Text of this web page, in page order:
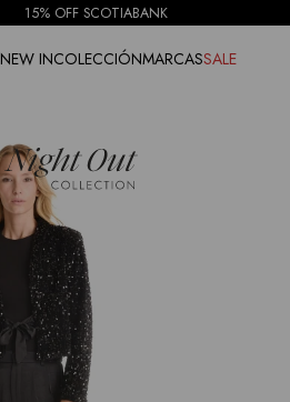
15% OFF SCOTIABANK
NEW INCOLECCIÓNMARCASSALE
NOTIFICARME